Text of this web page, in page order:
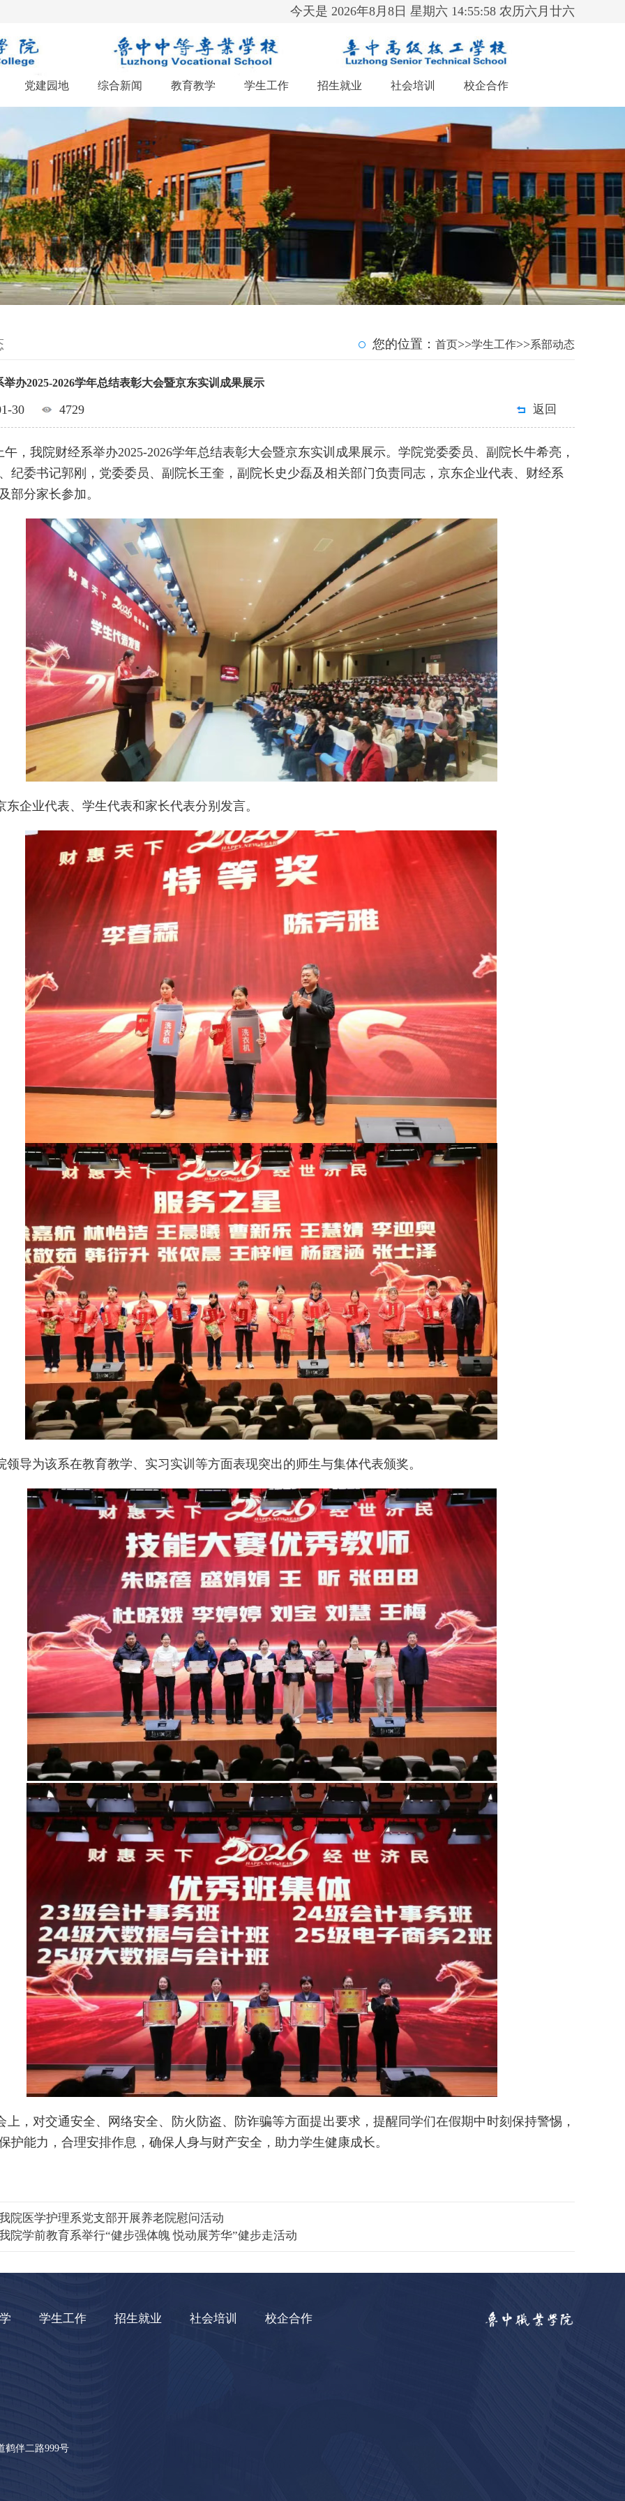
今天是 2026年8月8日 星期六 14:56:00 农历六月廿六
党建园地 综合新闻 教育教学 学生工作 招生就业 社会培训 校企合作
您的位置： 首页>>学生工作>>系部动态
举办2025-2026学年总结表彰大会暨京东实训成果展示
30 4729 返回
午，我院财经系举办2025-2026学年总结表彰大会暨京东实训成果展示。学院党委委员、副院长牛希亮，
纪委书记郭刚，党委委员、副院长王奎，副院长史少磊及相关部门负责同志，京东企业代表、财经系
部分家长参加。
业代表、学生代表和家长代表分别发言。
为该系在教育教学、实习实训等方面表现突出的师生与集体代表颁奖。
对交通安全、网络安全、防火防盗、防诈骗等方面提出要求，提醒同学们在假期中时刻保持警惕，
护能力，合理安排作息，确保人身与财产安全，助力学生健康成长。
院医学护理系党支部开展养老院慰问活动
院学前教育系举行“健步强体魄 悦动展芳华”健步走活动
学生工作 招生就业 社会培训 校企合作
鹤伴二路999号